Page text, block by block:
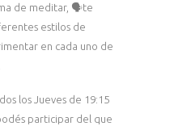
de meditar, 🗣te
estilos de
en cada uno de
los Jueves de 19:15
participar del que